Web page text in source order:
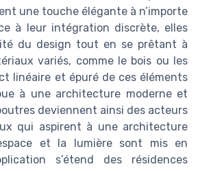
une touche élégante à n’importe
à leur intégration discrète, elles
du design tout en se prêtant à
variés, comme le bois ou les
linéaire et épuré de ces éléments
à une architecture moderne et
deviennent ainsi des acteurs
qui aspirent à une architecture
et la lumière sont mis en
s’étend des résidences